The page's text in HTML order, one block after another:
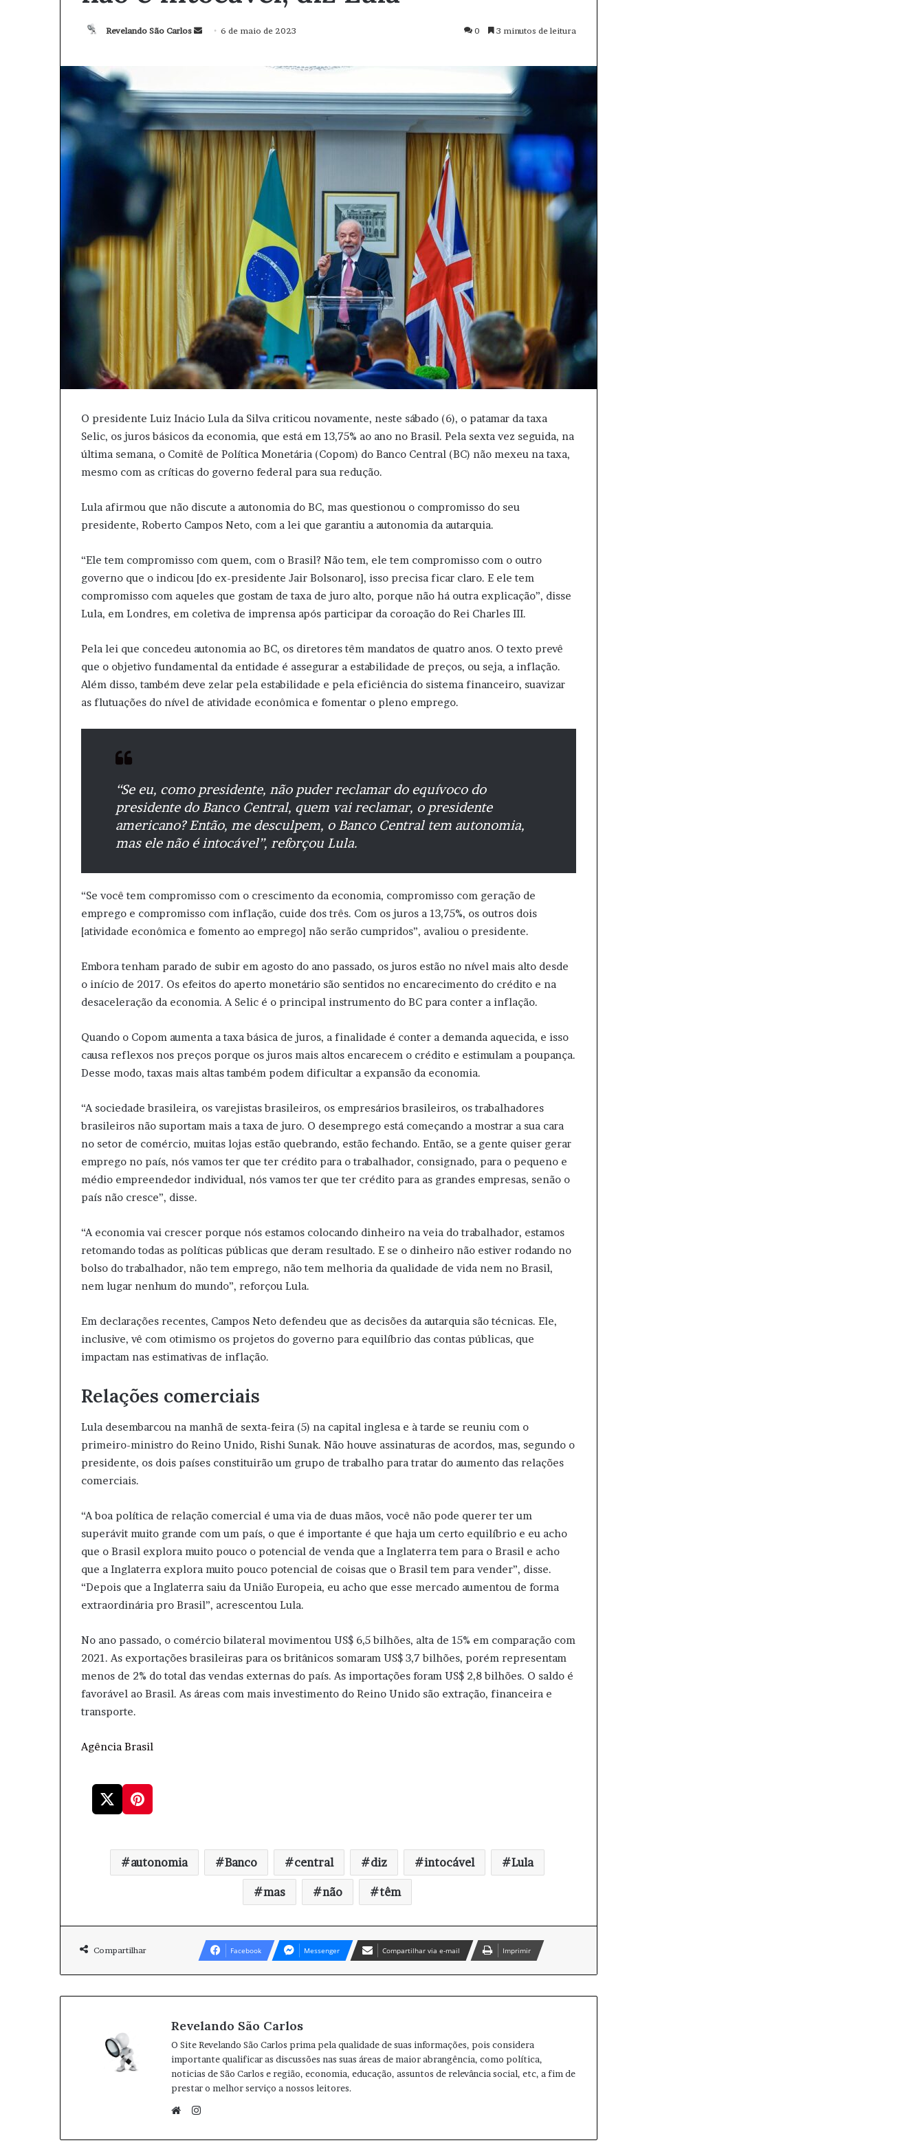
Revelando São Carlos
e
u
m
e
6 de maio de 2023 0 3 minutos de leitura
O presidente Luiz Inácio Lula da Silva criticou novamente, neste sábado (6), o patamar da taxa
Selic, os juros básicos da economia, que está em 13,75% ao ano no Brasil. Pela sexta vez seguida, na
última semana, o Comitê de Política Monetária (Copom) do Banco Central (BC) não mexeu na taxa,
mesmo com as críticas do governo federal para sua redução.
Lula afirmou que não discute a autonomia do BC, mas questionou o compromisso do seu
presidente, Roberto Campos Neto, com a lei que garantiu a autonomia da autarquia.
“Ele tem compromisso com quem, com o Brasil? Não tem, ele tem compromisso com o outro
governo que o indicou [do ex-presidente Jair Bolsonaro], isso precisa ficar claro. E ele tem
compromisso com aqueles que gostam de taxa de juro alto, porque não há outra explicação”, disse
Lula, em Londres, em coletiva de imprensa após participar da coroação do Rei Charles III.
Pela lei que concedeu autonomia ao BC, os diretores têm mandatos de quatro anos. O texto prevê
que o objetivo fundamental da entidade é assegurar a estabilidade de preços, ou seja, a inflação.
Além disso, também deve zelar pela estabilidade e pela eficiência do sistema financeiro, suavizar
as flutuações do nível de atividade econômica e fomentar o pleno emprego.
“Se eu, como presidente, não puder reclamar do equívoco do
presidente do Banco Central, quem vai reclamar, o presidente
americano? Então, me desculpem, o Banco Central tem autonomia,
mas ele não é intocável”, reforçou Lula.
“Se você tem compromisso com o crescimento da economia, compromisso com geração de
emprego e compromisso com inflação, cuide dos três. Com os juros a 13,75%, os outros dois
[atividade econômica e fomento ao emprego] não serão cumpridos”, avaliou o presidente.
Embora tenham parado de subir em agosto do ano passado, os juros estão no nível mais alto desde
o início de 2017. Os efeitos do aperto monetário são sentidos no encarecimento do crédito e na
desaceleração da economia. A Selic é o principal instrumento do BC para conter a inflação.
Quando o Copom aumenta a taxa básica de juros, a finalidade é conter a demanda aquecida, e isso
causa reflexos nos preços porque os juros mais altos encarecem o crédito e estimulam a poupança.
Desse modo, taxas mais altas também podem dificultar a expansão da economia.
“A sociedade brasileira, os varejistas brasileiros, os empresários brasileiros, os trabalhadores
brasileiros não suportam mais a taxa de juro. O desemprego está começando a mostrar a sua cara
no setor de comércio, muitas lojas estão quebrando, estão fechando. Então, se a gente quiser gerar
emprego no país, nós vamos ter que ter crédito para o trabalhador, consignado, para o pequeno e
médio empreendedor individual, nós vamos ter que ter crédito para as grandes empresas, senão o
país não cresce”, disse.
“A economia vai crescer porque nós estamos colocando dinheiro na veia do trabalhador, estamos
retomando todas as políticas públicas que deram resultado. E se o dinheiro não estiver rodando no
bolso do trabalhador, não tem emprego, não tem melhoria da qualidade de vida nem no Brasil,
nem lugar nenhum do mundo”, reforçou Lula.
Em declarações recentes, Campos Neto defendeu que as decisões da autarquia são técnicas. Ele,
inclusive, vê com otimismo os projetos do governo para equilíbrio das contas públicas, que
impactam nas estimativas de inflação.
Relações comerciais
Lula desembarcou na manhã de sexta-feira (5) na capital inglesa e à tarde se reuniu com o
primeiro-ministro do Reino Unido, Rishi Sunak. Não houve assinaturas de acordos, mas, segundo o
presidente, os dois países constituirão um grupo de trabalho para tratar do aumento das relações
comerciais.
“A boa política de relação comercial é uma via de duas mãos, você não pode querer ter um
superávit muito grande com um país, o que é importante é que haja um certo equilíbrio e eu acho
que o Brasil explora muito pouco o potencial de venda que a Inglaterra tem para o Brasil e acho
que a Inglaterra explora muito pouco potencial de coisas que o Brasil tem para vender”, disse.
“Depois que a Inglaterra saiu da União Europeia, eu acho que esse mercado aumentou de forma
extraordinária pro Brasil”, acrescentou Lula.
No ano passado, o comércio bilateral movimentou US$ 6,5 bilhões, alta de 15% em comparação com
2021. As exportações brasileiras para os britânicos somaram US$ 3,7 bilhões, porém representam
menos de 2% do total das vendas externas do país. As importações foram US$ 2,8 bilhões. O saldo é
favorável ao Brasil. As áreas com mais investimento do Reino Unido são extração, financeira e
transporte.
Agência Brasil
autonomia Banco central diz intocável Lula
mas não têm
Compartilhar Facebook Messenger Compartilhar via e-mail Imprimir
Revelando São Carlos
O Site Revelando São Carlos prima pela qualidade de suas informações, pois considera
importante qualificar as discussões nas suas áreas de maior abrangência, como política,
noticias de São Carlos e região, economia, educação, assuntos de relevância social, etc, a fim de
prestar o melhor serviço a nossos leitores.
e
I
s